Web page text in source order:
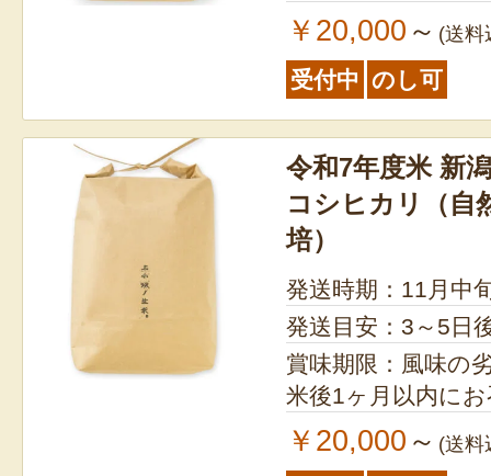
￥20,000 ～ (送料
受付中 のし可
令和7年度米 新
コシヒカリ（自
培）
発送時期：11月中
発送目安：3～5日
賞味期限：風味の
米後1ヶ月以内に
￥20,000 ～ (送料